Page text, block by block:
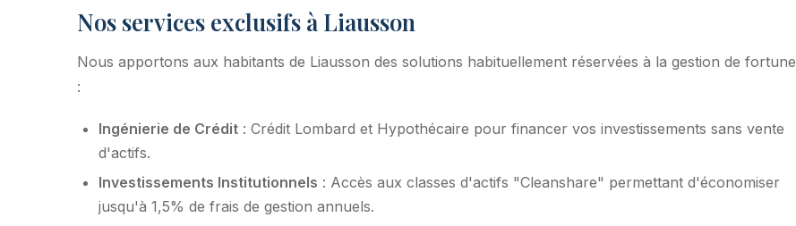
Nos services exclusifs à Liausson
Nous apportons aux habitants de Liausson des solutions habituellement réservées à la gestion de fortune
:
Ingénierie de Crédit : Crédit Lombard et Hypothécaire pour financer vos investissements sans vente
d'actifs.
Investissements Institutionnels : Accès aux classes d'actifs "Cleanshare" permettant d'économiser
jusqu'à 1,5% de frais de gestion annuels.